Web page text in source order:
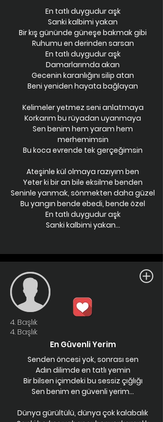
En tatlı duygudur aşk
Sanki kalbimi yakan
Bir kış gününde güneşe bakmak gibi
Ruhumu en derinden sarsan
En tatlı duygudur aşk
Damarlarımda akan
Gecenin karanlığını silip atan
Beni yeniden hayata bağlayan
Kelimeler yetmez seni anlatmaya
Korkarım bu rüyadan uyanmaya
Sen benim hem yaram hem
merhemimsin
Bu koca evrende tek gerçeğimsin
Ateşinle kül olmaya razıyım ben
Yeter ki bir an bile eksilme benden
Seninle yanmak, sönmekten daha güzel
Bu yangın bende ebedi, bende özel
En tatlı duygudur aşk
Sanki kalbimi yakan...
4. Başlık
4. Başlık
En Güvenli Yerim
Senden öncesi yok, sonrası sen
Adın dilimde en tatlı yemin
Bir bilsen içimdeki bu sessiz çığlığı
Sen benim en güvenli yerim...
Dünya gürültülü, dünya çok kalabalık